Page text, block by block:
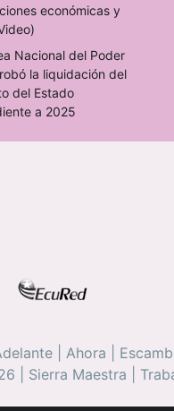
económicas y
Nacional del Poder
la liquidación del
del Estado
a 2025
Ahora
Sierra Maestra